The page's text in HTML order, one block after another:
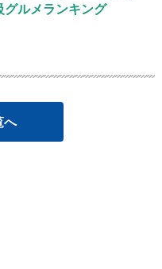
グルメランキング
へ